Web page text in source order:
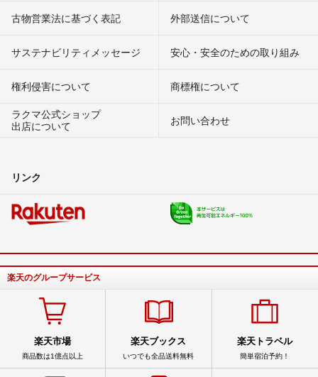
古物営業法に基づく表記 外部送信について
サステナビリティメッセージ 安心・安全のための取り組み
権利侵害について
商標権について
ラクマ公式ショップ
出店について
お問い合わせ
リンク
楽天のグループサービス
楽天市場
商品数は1億点以上
楽天ブックス
いつでも全品送料無料
楽天トラベル
簡単宿泊予約！